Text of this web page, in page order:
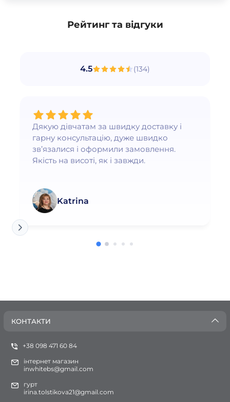
Рейтинг та відгуки
4.5 (134)
Дякую дівчатам за швидку доставку і
гарну консультацію, дуже швидко
зв’язалися і оформили замовлення.
Якість на висоті, як і завжди.
Katrina
КОНТАКТИ
+38 098 471 60 84
інтернет магазин
inwhitebs@gmail.com
гурт
irina.tolstikova21@gmail.com